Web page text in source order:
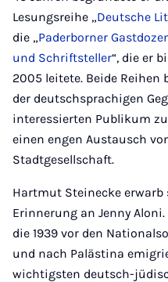
Lesungsreihe „Deutsche
die „Paderborner
und Schriftsteller“, die er
2005 leitete. Beide
der deutschsprachigen
interessierten Publikum
einen engen Austausch
Stadtgesellschaft.
Hartmut Steinecke erwarb
Erinnerung an Jenny
die 1939 vor den
und nach Palästina
wichtigsten deutsch-